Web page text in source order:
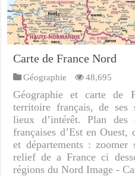
Carte de France Nord
Géographie 48,695
Géographie et carte de
territoire français, de ses
lieux d’intérêt. Plan des
françaises d’Est en
et départements :
relief de a France ci
régions du Nord Image -